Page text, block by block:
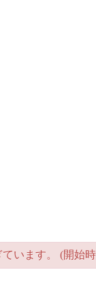
います。 (開始